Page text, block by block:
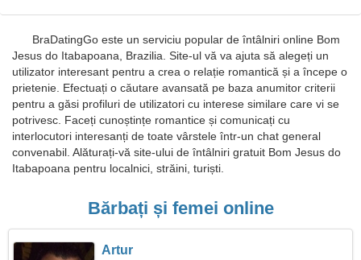
BraDatingGo este un serviciu popular de întâlniri online Bom
Jesus do Itabapoana, Brazilia. Site-ul vă va ajuta să alegeți un
utilizator interesant pentru a crea o relație romantică și a începe o
prietenie. Efectuați o căutare avansată pe baza anumitor criterii
pentru a găsi profiluri de utilizatori cu interese similare care vi se
potrivesc. Faceți cunoștințe romantice și comunicați cu
interlocutori interesanți de toate vârstele într-un chat general
convenabil. Alăturați-vă site-ului de întâlniri gratuit Bom Jesus do
Itabapoana pentru localnici, străini, turiști.
Bărbați și femei online
Artur